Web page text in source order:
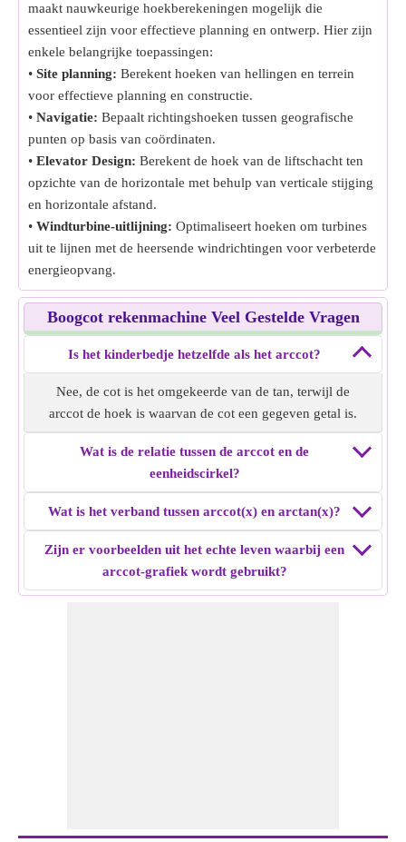
maakt nauwkeurige hoekberekeningen mogelijk die
essentieel zijn voor effectieve planning en ontwerp. Hier zijn
enkele belangrijke toepassingen:
• Site planning: Berekent hoeken van hellingen en terrein
voor effectieve planning en constructie.
• Navigatie: Bepaalt richtingshoeken tussen geografische
punten op basis van coördinaten.
• Elevator Design: Berekent de hoek van de liftschacht ten
opzichte van de horizontale met behulp van verticale stijging
en horizontale afstand.
• Windturbine-uitlijning: Optimaliseert hoeken om turbines
uit te lijnen met de heersende windrichtingen voor verbeterde
energieopvang.
Boogcot rekenmachine Veel Gestelde Vragen
Is het kinderbedje hetzelfde als het arccot?
Nee, de cot is het omgekeerde van de tan, terwijl de
arccot de hoek is waarvan de cot een gegeven getal is.
Wat is de relatie tussen de arccot en de
eenheidscirkel?
Wat is het verband tussen arccot(x) en arctan(x)?
Zijn er voorbeelden uit het echte leven waarbij een
arccot-grafiek wordt gebruikt?